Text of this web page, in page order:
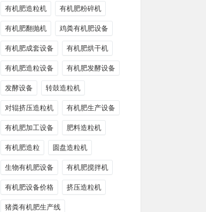
有机肥造粒机 有机肥粉碎机
有机肥翻抛机 鸡粪有机肥设备
有机肥成套设备 有机肥烘干机
有机肥造粒设备 有机肥发酵设备
发酵设备 转鼓造粒机
对辊挤压造粒机 有机肥生产设备
有机肥加工设备 肥料造粒机
有机肥造粒 圆盘造粒机
生物有机肥设备 有机肥搅拌机
有机肥设备价格 挤压造粒机
猪粪有机肥生产线